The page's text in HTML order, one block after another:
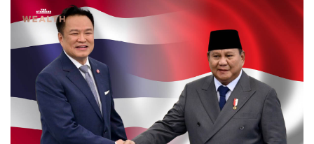
กองบรรณาธิการ THE STANDARD